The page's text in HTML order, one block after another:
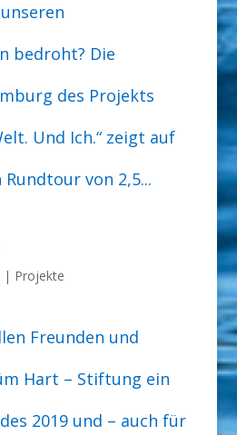
bedroht? Die
des Projekts
Und Ich.“ zeigt auf
von 2,5...
| Projekte
Freunden und
Hart – Stiftung ein
2019 und – auch für